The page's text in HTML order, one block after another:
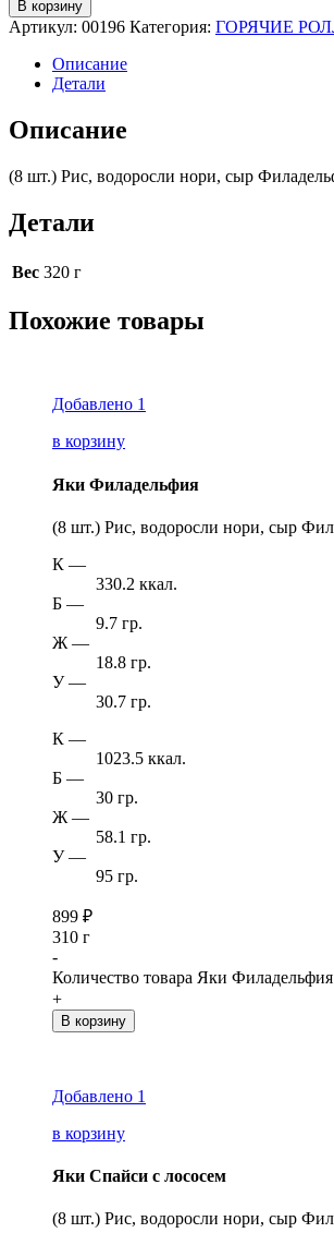
В корзину
Артикул: 00196 Категория: ГОРЯЧИЕ
Описание
Детали
Описание
(8 шт.) Рис, водоросли нори, сыр
Детали
Вес 320 г
Похожие товары
Добавлено 1
в корзину
Яки Филадельфия
(8 шт.) Рис, водоросли нори, сыр
К —
330.2 ккал.
Б —
9.7 гр.
Ж —
18.8 гр.
У—
30.7 гр.
К —
1023.5 ккал.
Б —
30 гр.
Ж —
58.1 гр.
У—
95 гр.
899 ₽
310 г
-
Количество товара Яки Филадельфия
+
В корзину
Добавлено 1
в корзину
Яки Спайси с лососем
(8 шт.) Рис, водоросли нори, сыр